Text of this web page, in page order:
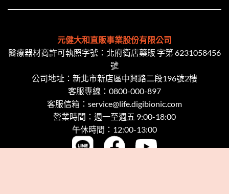
元健大和直販事業股份有限公司
醫療器材商許可執照字號：北府衛店藥販 字第 6231058456
號
公司地址：新北市新店區中興路二段​196號2樓
客服專線： 0800-000-897
客服信箱： service@life.digibionic.com
營業時間：週一至週五 9:00-18:00
午休時間：12:00-13:00